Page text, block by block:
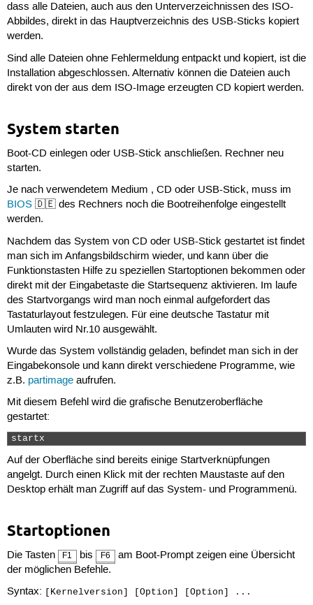
dass alle Dateien, auch aus den Unterverzeichnissen des ISO-
Abbildes, direkt in das Hauptverzeichnis des USB-Sticks kopiert
werden.
Sind alle Dateien ohne Fehlermeldung entpackt und kopiert, ist die
Installation abgeschlossen. Alternativ können die Dateien auch
direkt von der aus dem ISO-Image erzeugten CD kopiert werden.
System starten
Boot-CD einlegen oder USB-Stick anschließen. Rechner neu
starten.
Je nach verwendetem Medium , CD oder USB-Stick, muss im
BIOS🇩🇪 des Rechners noch die Bootreihenfolge eingestellt
werden.
Nachdem das System von CD oder USB-Stick gestartet ist findet
man sich im Anfangsbildschirm wieder, und kann über die
Funktionstasten Hilfe zu speziellen Startoptionen bekommen oder
direkt mit der Eingabetaste die Startsequenz aktivieren. Im laufe
des Startvorgangs wird man noch einmal aufgefordert das
Tastaturlayout festzulegen. Für eine deutsche Tastatur mit
Umlauten wird Nr.10 ausgewählt.
Wurde das System vollständig geladen, befindet man sich in der
Eingabekonsole und kann direkt verschiedene Programme, wie
z.B. partimageaufrufen.
Mit diesem Befehl wird die grafische Benutzeroberfläche
gestartet:
startx
Auf der Oberfläche sind bereits einige Startverknüpfungen
angelgt. Durch einen Klick mit der rechten Maustaste auf den
Desktop erhält man Zugriff auf das System- und Programmenü.
Startoptionen
Die Tasten F1 bis F6
am Boot-Prompt zeigen eine Übersicht
der möglichen Befehle.
Syntax:
[Kernelversion] [Option] [Option] ...